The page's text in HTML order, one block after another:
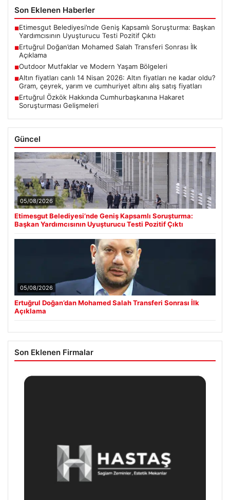
Son Eklenen Haberler
■Etimesgut Belediyesi’nde Geniş Kapsamlı Soruşturma: Başkan
Yardımcısının Uyuşturucu Testi Pozitif Çıktı
■Ertuğrul Doğan’dan Mohamed Salah Transferi Sonrası İlk
Açıklama
■Outdoor Mutfaklar ve Modern Yaşam Bölgeleri
■Altın fiyatları canlı 14 Nisan 2026: Altın fiyatları ne kadar oldu?
Gram, çeyrek, yarım ve cumhuriyet altını alış satış fiyatları
■Ertuğrul Özkök Hakkında Cumhurbaşkanına Hakaret
Soruşturması Gelişmeleri
Güncel
05/08/2026
Etimesgut Belediyesi’nde Geniş Kapsamlı Soruşturma:
Başkan Yardımcısının Uyuşturucu Testi Pozitif Çıktı
05/08/2026
Ertuğrul Doğan’dan Mohamed Salah Transferi Sonrası İlk
Açıklama
Son Eklenen Firmalar